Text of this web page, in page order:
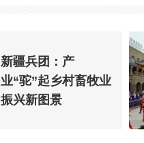
新疆兵团：产
业“驼”起乡村畜牧业
振兴新图景